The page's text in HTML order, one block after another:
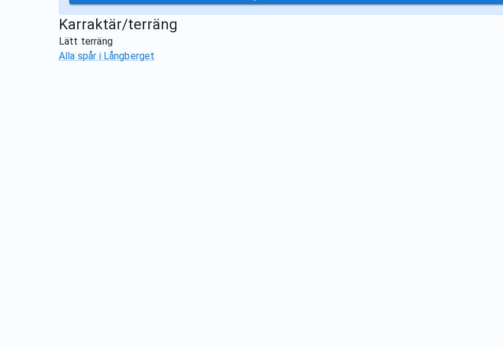
Karraktär/terräng
Lätt terräng
Alla spår i Långberget